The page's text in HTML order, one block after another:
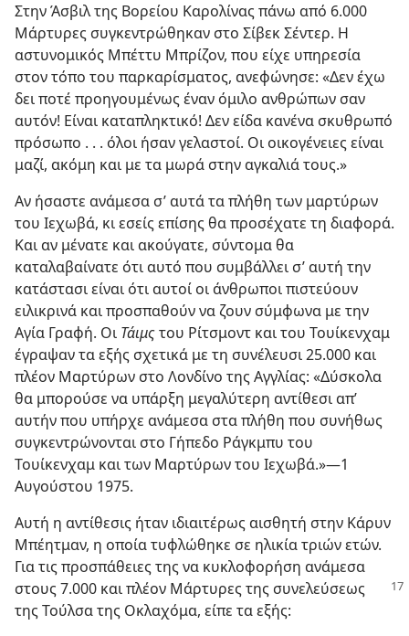
Στην Άσβιλ της Βορείου Καρολίνας πάνω από 6.000
Μάρτυρες συγκεντρώθηκαν στο Σίβεκ Σέντερ. Η
αστυνομικός Μπέττυ Μπρίζον, που είχε υπηρεσία
στον τόπο του παρκαρίσματος, ανεφώνησε: «Δεν έχω
δει ποτέ προηγουμένως έναν όμιλο ανθρώπων σαν
αυτόν! Είναι καταπληκτικό! Δεν είδα κανένα σκυθρωπό
πρόσωπο . . . όλοι ήσαν γελαστοί. Οι οικογένειες είναι
μαζί, ακόμη και με τα μωρά στην αγκαλιά τους.»
Αν ήσαστε ανάμεσα σ’ αυτά τα πλήθη των μαρτύρων
του Ιεχωβά, κι εσείς επίσης θα προσέχατε τη διαφορά.
Και αν μένατε και ακούγατε, σύντομα θα
καταλαβαίνατε ότι αυτό που συμβάλλει σ’ αυτή την
κατάστασι είναι ότι αυτοί οι άνθρωποι πιστεύουν
ειλικρινά και προσπαθούν να ζουν σύμφωνα με την
Αγία Γραφή. Οι Τάιμςτου Ρίτσμοντ και του Τουίκενχαμ
έγραψαν τα εξής σχετικά με τη συνέλευσι 25.000 και
πλέον Μαρτύρων στο Λονδίνο της Αγγλίας: «Δύσκολα
θα μπορούσε να υπάρξη μεγαλύτερη αντίθεσι απ’
αυτήν που υπήρχε ανάμεσα στα πλήθη που συνήθως
συγκεντρώνονται στο Γήπεδο Ράγκμπυ του
Τουίκενχαμ και των Μαρτύρων του Ιεχωβά.»—1
Αυγούστου 1975.
Αυτή η αντίθεσις ήταν ιδιαιτέρως αισθητή στην Κάρυν
Μπέητμαν, η οποία τυφλώθηκε σε ηλικία τριών ετών.
Για τις προσπάθειες της να κυκλοφορήση ανάμεσα
στους 7.000 και πλέον Μάρτυρες της συνελεύσεως
της Τούλσα της Οκλαχόμα, είπε τα εξής: